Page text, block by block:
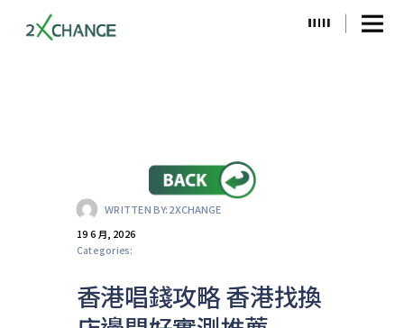
WRITTEN BY:2XCHANGE
19 6 月, 2026
Categories:
香港唱錢攻略 香港找換